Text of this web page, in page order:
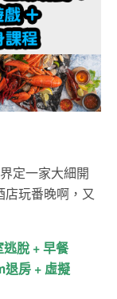
定一家大細開
玩番晚啊，又
脫 + 早餐
退房 + 虛擬